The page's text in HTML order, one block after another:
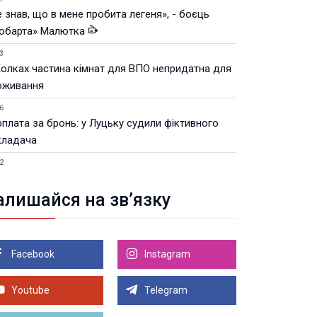
знав, що в мене пробита легеня», - боєць
Малютка
частина кімнат для ВПО непридатна для
за бронь: у Луцьку судили фіктивного
21:18
телеоб'єктивів Sigma Sports та Sony G-
21:00
на 99,9% готовий новий Державний
простір. ВІДЕО
Більше новин
на зв’язку
Facebook Instagram
Youtube Telegram